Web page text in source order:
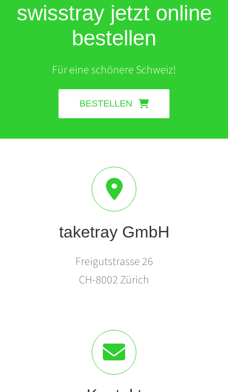
swisstray jetzt online
bestellen
Für eine schönere Schweiz!
BESTELLEN
taketray GmbH
Freigutstrasse 26
CH-8002 Zürich